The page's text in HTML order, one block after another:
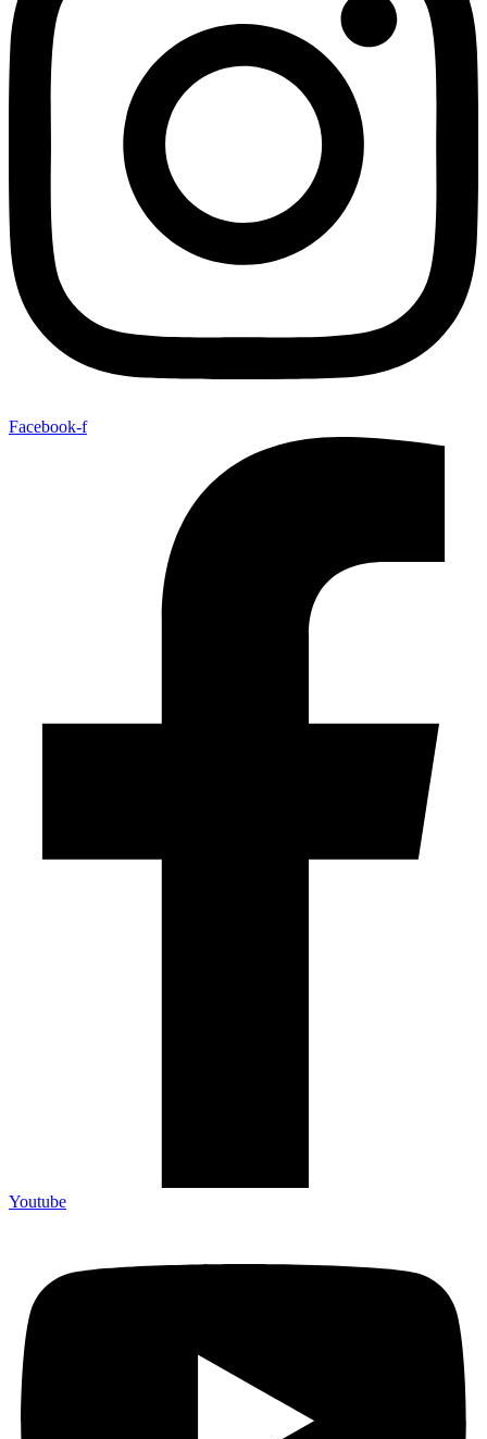
Facebook-f
Youtube